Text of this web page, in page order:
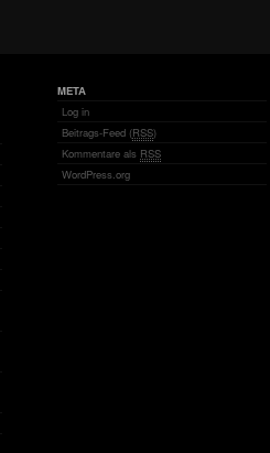
META
Log in
Beitrags-Feed (RSS)
Kommentare als RSS
WordPress.org